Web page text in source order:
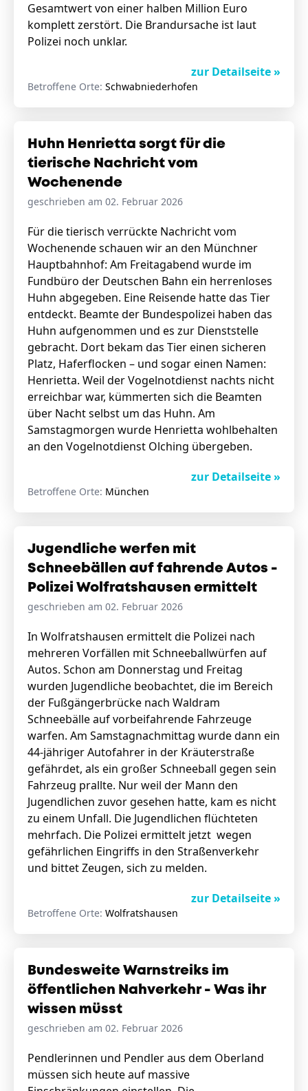
Gesamtwert von einer halben Million Euro
komplett zerstört. Die Brandursache ist laut
Polizei noch unklar.
zur Detailseite »
Betroffene Orte: Schwabniederhofen
Huhn Henrietta sorgt für die
tierische Nachricht vom
Wochenende
geschrieben am 02. Februar 2026
Für die tierisch verrückte Nachricht vom
Wochenende schauen wir an den Münchner
Hauptbahnhof: Am Freitagabend wurde im
Fundbüro der Deutschen Bahn ein herrenloses
Huhn abgegeben. Eine Reisende hatte das Tier
entdeckt. Beamte der Bundespolizei haben das
Huhn aufgenommen und es zur Dienststelle
gebracht. Dort bekam das Tier einen sicheren
Platz, Haferflocken – und sogar einen Namen:
Henrietta. Weil der Vogelnotdienst nachts nicht
erreichbar war, kümmerten sich die Beamten
über Nacht selbst um das Huhn. Am
Samstagmorgen wurde Henrietta wohlbehalten
an den Vogelnotdienst Olching übergeben.
zur Detailseite »
Betroffene Orte: München
Jugendliche werfen mit
Schneebällen auf fahrende Autos -
Polizei Wolfratshausen ermittelt
geschrieben am 02. Februar 2026
In Wolfratshausen ermittelt die Polizei nach
mehreren Vorfällen mit Schneeballwürfen auf
Autos. Schon am Donnerstag und Freitag
wurden Jugendliche beobachtet, die im Bereich
der Fußgängerbrücke nach Waldram
Schneebälle auf vorbeifahrende Fahrzeuge
warfen. Am Samstagnachmittag wurde dann ein
44-jähriger Autofahrer in der Kräuterstraße
gefährdet, als ein großer Schneeball gegen sein
Fahrzeug prallte. Nur weil der Mann den
Jugendlichen zuvor gesehen hatte, kam es nicht
zu einem Unfall. Die Jugendlichen flüchteten
mehrfach. Die Polizei ermittelt jetzt wegen
gefährlichen Eingriffs in den Straßenverkehr
und bittet Zeugen, sich zu melden.
zur Detailseite »
Betroffene Orte: Wolfratshausen
Bundesweite Warnstreiks im
öffentlichen Nahverkehr - Was ihr
wissen müsst
geschrieben am 02. Februar 2026
Pendlerinnen und Pendler aus dem Oberland
müssen sich heute auf massive